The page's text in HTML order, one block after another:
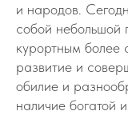
и народов.
собой небольшой
курортным более
развитие и
обилие и
наличие богатой